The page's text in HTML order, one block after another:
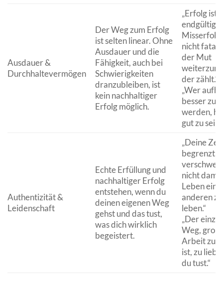
Ausdauer &
Durchhaltevermögen
Der Weg zum Erfolg
ist selten linear. Ohne
Ausdauer und die
Fähigkeit, auch bei
Schwierigkeiten
dranzubleiben, ist
kein nachhaltiger
Erfolg möglich.
„Erfolg ist
endgültig,
Misserfolg
nicht fatal:
der Mut
der zählt.“
„Wer
besser zu
werden,
gut zu sein.“
Authentizität &
Leidenschaft
Echte Erfüllung und
nachhaltiger Erfolg
entstehen, wenn du
deinen eigenen Weg
gehst und das tust,
was dich wirklich
begeistert.
„Deine
begrenzt,
nicht
Leben
anderen zu
leben.“
„Der
Weg,
Arbeit zu
ist, zu
du tust.“